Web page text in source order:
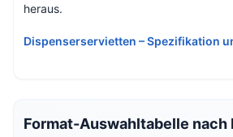
heraus.
Dispenserservietten – Spezifikation
Format-Auswahltabelle